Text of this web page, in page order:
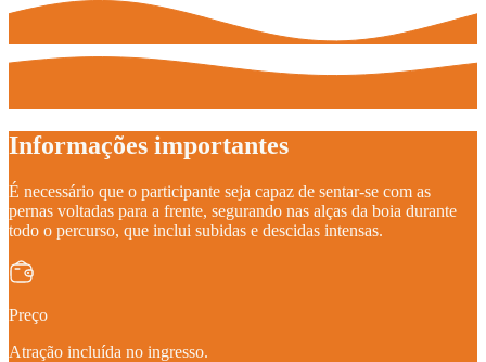
Informações importantes
É necessário que o participante seja capaz de sentar-se com as
pernas voltadas para a frente, segurando nas alças da boia durante
todo o percurso, que inclui subidas e descidas intensas.
Preço
Atração incluída no ingresso.